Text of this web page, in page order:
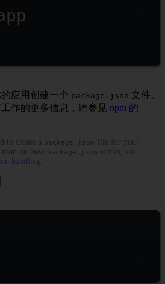
应用创建一个 package.json 文件。
作的更多信息，请参见 npm 的
to create a package.json
file for your
on how
package.json
works, see
handling